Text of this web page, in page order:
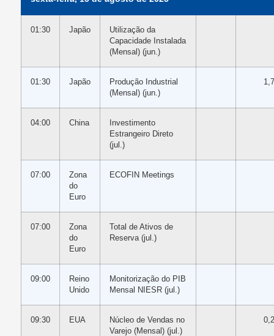
01:30 Japão
Utilização da
Capacidade Instalada
(Mensal) (jun.)
01:30 Japão
Produção Industrial
(Mensal) (jun.)
04:00 China
Investimento
Estrangeiro Direto
(jul.)
07:00
Zona
do
Euro
ECOFIN Meetings
07:00
Zona
do
Euro
Total de Ativos de
Reserva (jul.)
09:00
Reino
Unido
Monitorização do PIB
Mensal NIESR (jul.)
09:30 EUA
Núcleo de Vendas no
Varejo (Mensal) (jul.)